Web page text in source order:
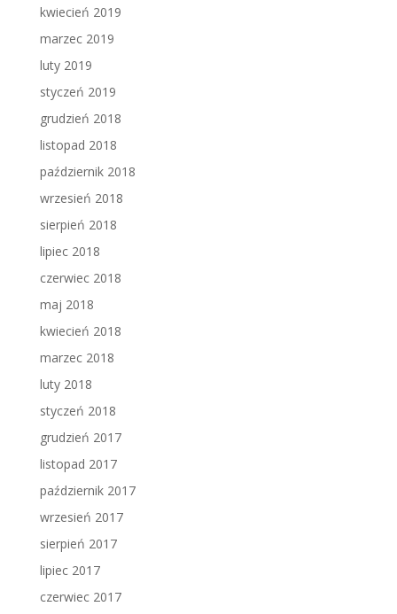
kwiecień 2019
marzec 2019
luty 2019
styczeń 2019
grudzień 2018
listopad 2018
październik 2018
wrzesień 2018
sierpień 2018
lipiec 2018
czerwiec 2018
maj 2018
kwiecień 2018
marzec 2018
luty 2018
styczeń 2018
grudzień 2017
listopad 2017
październik 2017
wrzesień 2017
sierpień 2017
lipiec 2017
czerwiec 2017